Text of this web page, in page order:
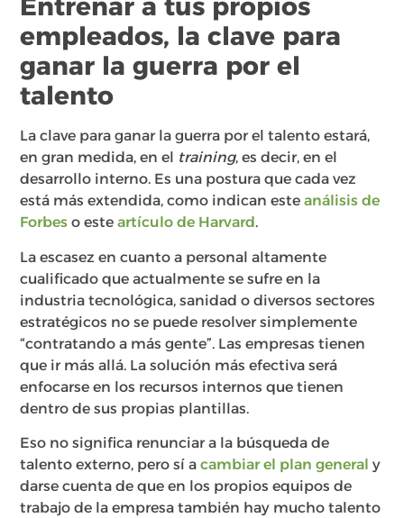
Entrenar a tus propios
empleados, la clave para
ganar la guerra por el
talento
La clave para ganar la guerra por el talento estará,
en gran medida, en el training, es decir, en el
desarrollo interno. Es una postura que cada vez
está más extendida, como indican esteanálisis de
Forbes o esteartículo de Harvard.
La escasez en cuanto a personal altamente
cualificado que actualmente se sufre en la
industria tecnológica, sanidad o diversos sectores
estratégicos no se puede resolver simplemente
“contratando a más gente”. Las empresas tienen
que ir más allá. La solución más efectiva será
enfocarse en los recursos internos que tienen
dentro de sus propias plantillas.
Eso no significa renunciar a la búsqueda de
talento externo, pero sí acambiar el plan general y
darse cuenta de que en los propios equipos de
trabajo de la empresa también hay mucho talento